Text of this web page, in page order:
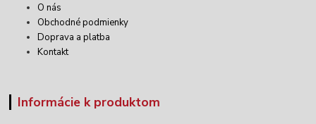
O nás
Obchodné podmienky
Doprava a platba
Kontakt
Informácie k produktom